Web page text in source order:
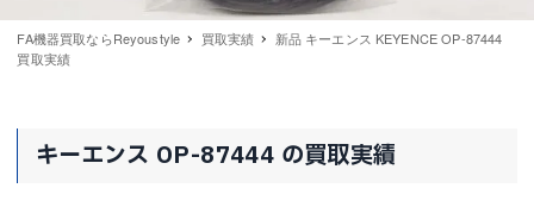
FA機器買取ならReyoustyle 買取実績
新品 キーエンス KEYENCE OP-87444
買取実績
キーエンス OP-87444 の買取実績